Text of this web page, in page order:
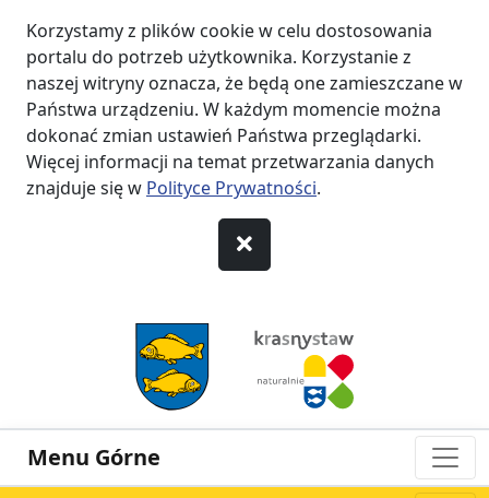
Korzystamy z plików cookie w celu dostosowania
portalu do potrzeb użytkownika. Korzystanie z
naszej witryny oznacza, że będą one zamieszczane w
Państwa urządzeniu. W każdym momencie można
dokonać zmian ustawień Państwa przeglądarki.
Więcej informacji na temat przetwarzania danych
znajduje się w Polityce Prywatności.
Menu Górne